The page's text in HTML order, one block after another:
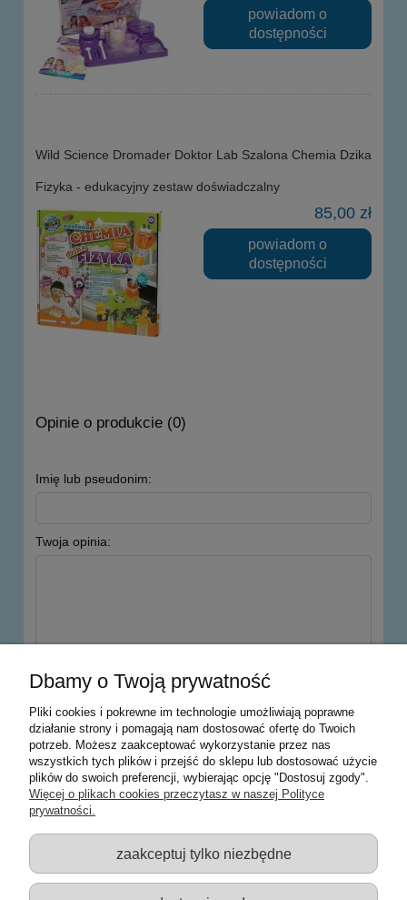
powiadom o
dostępności
Wild Science Dromader Doktor Lab Szalona Chemia Dzika
Fizyka - edukacyjny zestaw doświadczalny
85,00 zł
powiadom o
dostępności
Opinie o produkcie (0)
Imię lub pseudonim:
Twoja opinia:
Warunki zakupów
Moje konto
Informacje o sklepie
Sklep z zabawkami Łódź :: Hurownia zabawek :: Zabawki
edukacyjne :: Zestawy artystyczne :: Zabawki :: samochody Welly
Dbamy o Twoją prywatność
Pliki cookies i pokrewne im technologie umożliwiają poprawne
działanie strony i pomagają nam dostosować ofertę do Twoich
potrzeb. Możesz zaakceptować wykorzystanie przez nas
wszystkich tych plików i przejść do sklepu lub dostosować użycie
plików do swoich preferencji, wybierając opcję "Dostosuj zgody".
Więcej o plikach cookies przeczytasz w naszej Polityce
prywatności.
zaakceptuj tylko niezbędne